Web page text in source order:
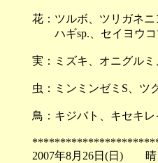
花：ツルボ、ツリガネ
ハギsp.、セイヨウコ
実：ミズキ、オニグル
虫：ミンミンゼミS、ツ
鳥：キジバト、キセキレ
2007年8月26日(日)